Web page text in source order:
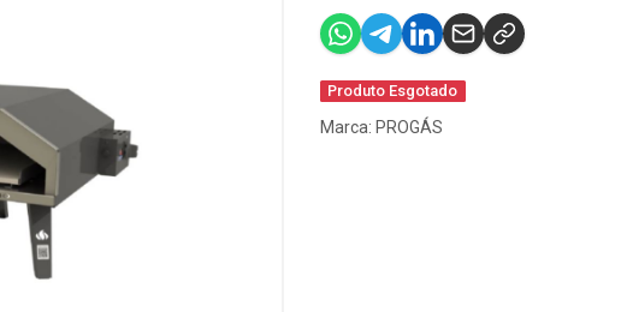
Produto Esgotado
Marca: PROGÁS